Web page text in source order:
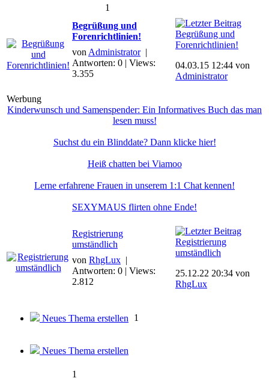
1
Begrüßung und
Forenrichtlinien!
von Administrator |
Antworten: 0 | Views:
3.355
Begrüßung und
Forenrichtlinien!
04.03.15 12:44 von
Administrator
Werbung
Kinderwunsch und Samenspender: Ein Informatives Buch das man
lesen muss!
Suchst du ein Blinddate? Dann klicke hier!
Heiß chatten bei Viamoo
Lerne erfahrene Frauen in unserem 1:1 Chat kennen!
SEXYMAUS flirten ohne Ende!
Registrierung
umständlich
von RhgLux |
Antworten: 0 | Views:
2.812
Registrierung
umständlich
25.12.22 20:34 von
RhgLux
Neues Thema erstellen 1
Neues Thema erstellen
1